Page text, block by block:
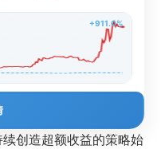
+911.0%
创造超额收益的策略始